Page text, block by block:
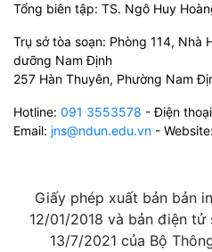
Tổng biên tập: TS. Ngô Huy
Trụ sở tòa soạn: Phòng 114, Nhà
dưỡng Nam Định
257 Hàn Thuyên, Phường Nam
Hotline: 091 3553578 - Điện
Email: jns@ndun.edu.vn -
Giấy phép xuất bản bản
12/01/2018 và bản điện tử
13/7/2021 của Bộ